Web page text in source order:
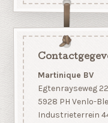
Martinique BV
Egtenrayseweg 22
5928 PH Venlo-
Industrieterrein